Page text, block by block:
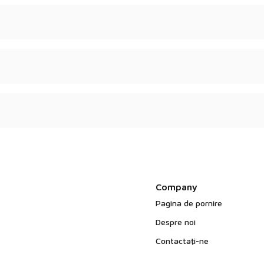
- în funcție de
Company
Pagina de pornire
Despre noi
Contactaţi-ne